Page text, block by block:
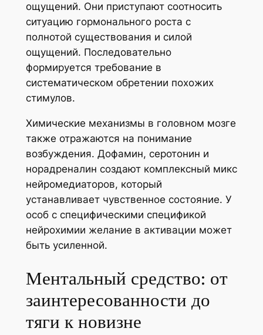
ощущений. Они приступают соотносить
ситуацию гормонального роста с
полнотой существования и силой
ощущений. Последовательно
формируется требование в
систематическом обретении похожих
стимулов.
Химические механизмы в головном мозге
также отражаются на понимание
возбуждения. Дофамин, серотонин и
норадреналин создают комплексный микс
нейромедиаторов, который
устанавливает чувственное состояние. У
особ с специфическими спецификой
нейрохимии желание в активации может
быть усиленной.
Ментальный средство: от
заинтересованности до
тяги к новизне